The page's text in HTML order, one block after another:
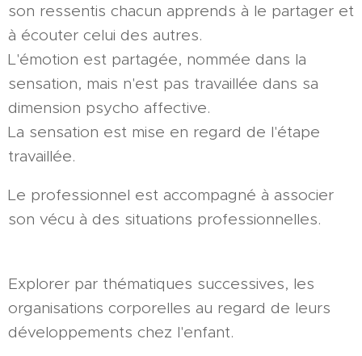
son ressentis chacun apprends à le partager et
à écouter celui des autres.
L'émotion est partagée, nommée dans la
sensation, mais n'est pas travaillée dans sa
dimension psycho affective.
La sensation est mise en regard de l'étape
travaillée.
Le professionnel est accompagné à associer
son vécu à des situations professionnelles.
Explorer par thématiques successives, les
organisations corporelles au regard de leurs
développements chez l'enfant.